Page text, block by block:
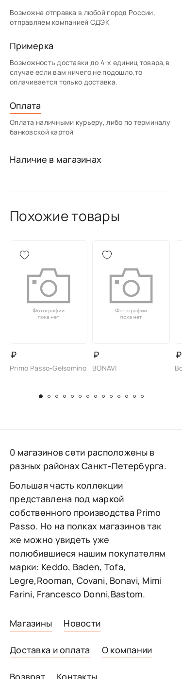
Возможна отправка в любой город России,
отправляем компанией СДЭК
Примерка
Возможность доставки до 4-х единиц товара,в
случае если вам ничего не подошло,то
оплачивается только доставка.
Оплата
Оплата наличными курьеру, либо по терминалу
банковской картой
Наличие в магазинах
Похожие товары
₽
Primo Passo-Gelsomino
₽
BONAVI
₽
Магазины Новости
Доставка и оплата О компании
Возврат Контакты
0 магазинов сети расположены в
разных районах Санкт-Петербурга.
Большая часть коллекции
представлена под маркой
собственного производства Primo
Passo. Но на полках магазинов так
же можно увидеть уже
полюбившиеся нашим покупателям
марки: Keddo, Baden, Tofa,
Legre,Rooman, Covani, Bonavi, Mimi
Farini, Francesco Donni,Bastom.